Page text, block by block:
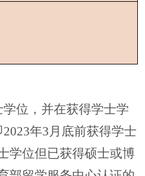
学位，并在获得学士学
年3月底前获得学士
学位但已获得硕士或博